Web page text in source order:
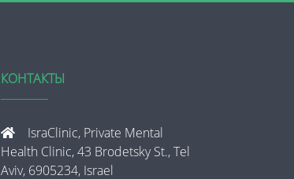
КОНТАКТЫ
IsraClinic, Private Mental
Health Clinic, 43 Brodetsky St., Tel
Aviv, 6905234, Israel